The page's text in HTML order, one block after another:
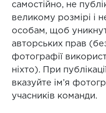
самостійно, не
великому розмірі і
особам, щоб
авторських прав
фотографії
ніхто). При
вказуйте ім’я
учасників команди.